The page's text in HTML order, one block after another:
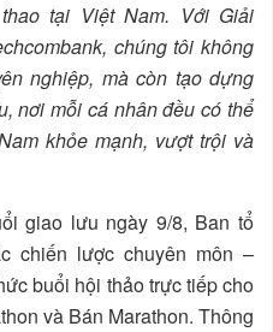
tại Việt Nam. Với Giải
chúng tôi không
nghiệp, mà còn tạo dựng
nơi mỗi cá nhân đều có thể
khỏe mạnh, vượt trội và
giao lưu ngày 9/8, Ban tổ
chiến lược chuyên môn –
buổi hội thảo trực tiếp cho
và Bán Marathon. Thông